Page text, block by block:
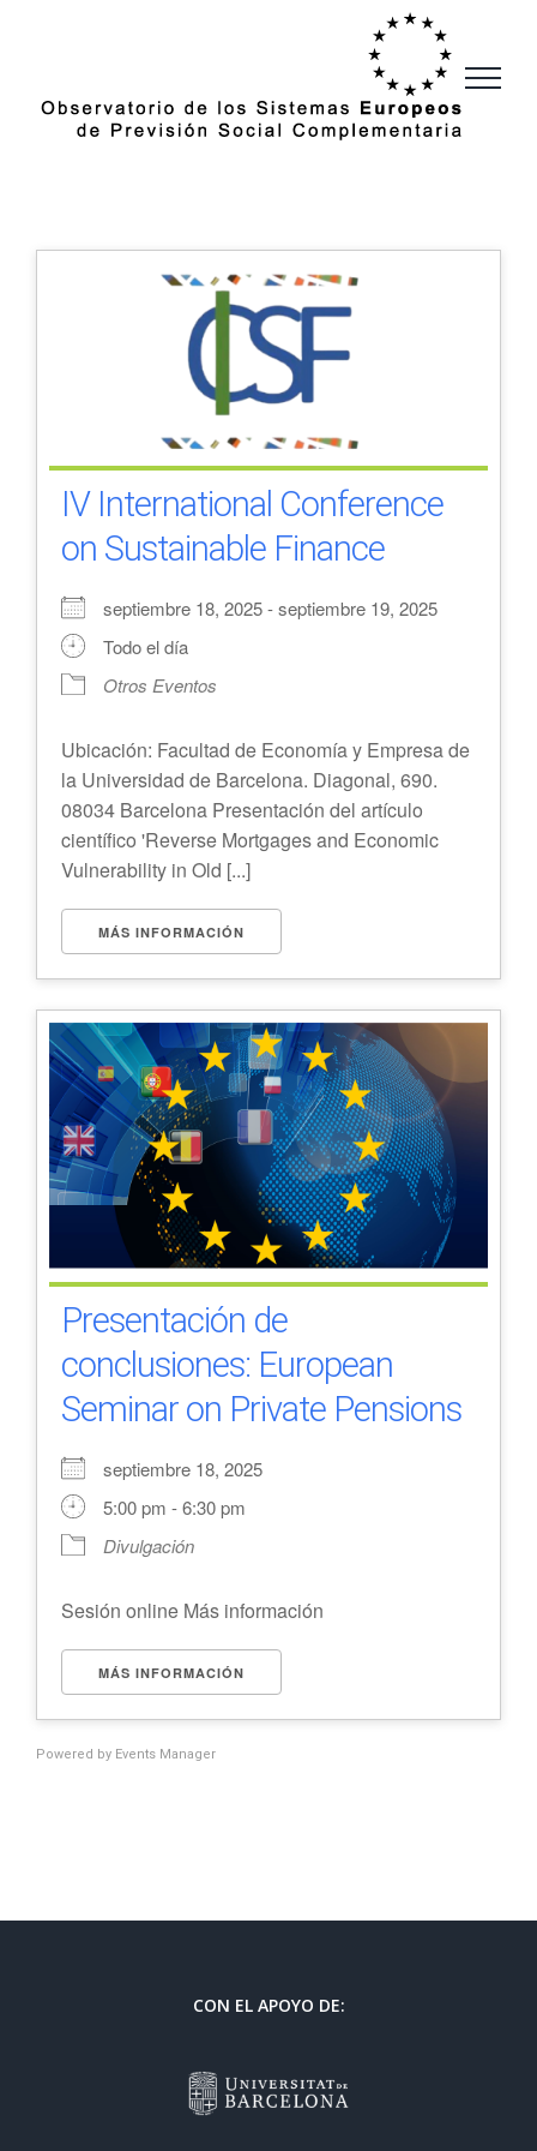
IV International Conference
on Sustainable Finance
septiembre 18, 2025 - septiembre 19, 2025
Todo el día
Otros Eventos
Ubicación: Facultad de Economía y Empresa de
la Universidad de Barcelona. Diagonal, 690.
08034 Barcelona Presentación del artículo
científico 'Reverse Mortgages and Economic
Vulnerability in Old [...]
MÁS INFORMACIÓN
Presentación de
conclusiones: European
Seminar on Private Pensions
septiembre 18, 2025
5:00 pm - 6:30 pm
Divulgación
Sesión online Más información
MÁS INFORMACIÓN
Powered by Events Manager
CON EL APOYO DE: